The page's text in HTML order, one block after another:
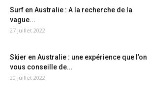
Surf en Australie : A la recherche de la
vague...
27 juillet 2022
Skier en Australie : une expérience que l’on
vous conseille de...
20 juillet 2022